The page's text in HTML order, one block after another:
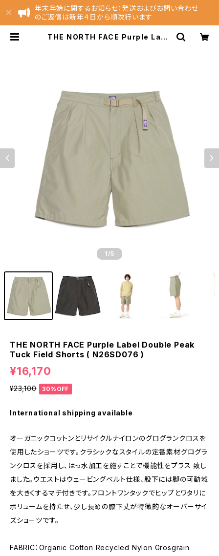
年末年始に関するお知らせ：発送およびお問い合わせ
のご返信は新年４日から順次行います
THE NORTH FACE Purple Labe
1 /5
THE NORTH FACE Purple Label Double Peak
Tuck Field Shorts ( N26SD076 )
¥16,170
¥23,100 30%OFF
International shipping available
オーガニックコットンとリサイクルナイロンのグログランクロスを
使用したショーツです。クラシックなスタイルの定番素材グログラ
ンクロスを採用し、はっ水加工を施すことで機能性をプラス 致し
ました。ウエストはウェービングベルト仕様、股下には脚の可動域
を大きくするマチ付きです。フロントワンタックでヒップとワタリに
ボリュームを持たせ、少し長めの膝下丈が特徴的なオーバーサイ
ズショーツです。
FABRIC：Organic Cotton Recycled Nylon Grosgrain